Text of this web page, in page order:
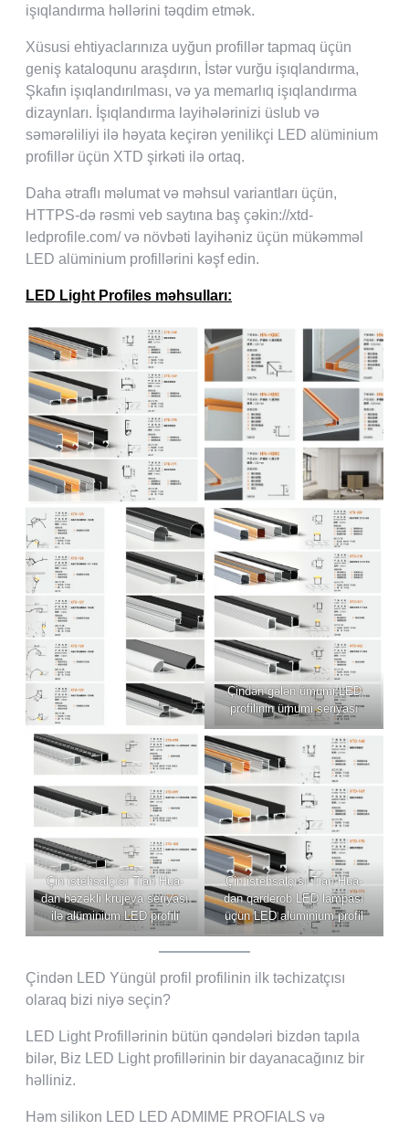
işıqlandırma həllərini təqdim etmək.
Xüsusi ehtiyaclarınıza uyğun profillər tapmaq üçün
geniş kataloqunu araşdırın, İstər vurğu işıqlandırma,
Şkafın işıqlandırılması, və ya memarlıq işıqlandırma
dizaynları. İşıqlandırma layihələrinizi üslub və
səmərəliliyi ilə həyata keçirən yenilikçi LED alüminium
profillər üçün XTD şirkəti ilə ortaq.
Daha ətraflı məlumat və məhsul variantları üçün,
HTTPS-də rəsmi veb saytına baş çəkin://xtd-
ledprofile.com/ və növbəti layihəniz üçün mükəmməl
LED alüminium profillərini kəşf edin.
LED Light Profiles məhsulları:
Çindən gələn ümumi LED
profilinin ümumi seriyası
Çin istehsalçısı Tian Hua-
dan bəzəkli krujeva seriyası
ilə alüminium LED profili
Çin istehsalçısı Tian Hua-
dan qarderob LED lampası
üçün LED alüminium profil
Çindən LED Yüngül profil profilinin ilk təchizatçısı
olaraq bizi niyə seçin?
LED Light Profillərinin bütün qəndələri bizdən tapıla
bilər, Biz LED Light profillərinin bir dayanacağınız bir
həlliniz.
Həm silikon LED LED ADMIME PROFIALS və